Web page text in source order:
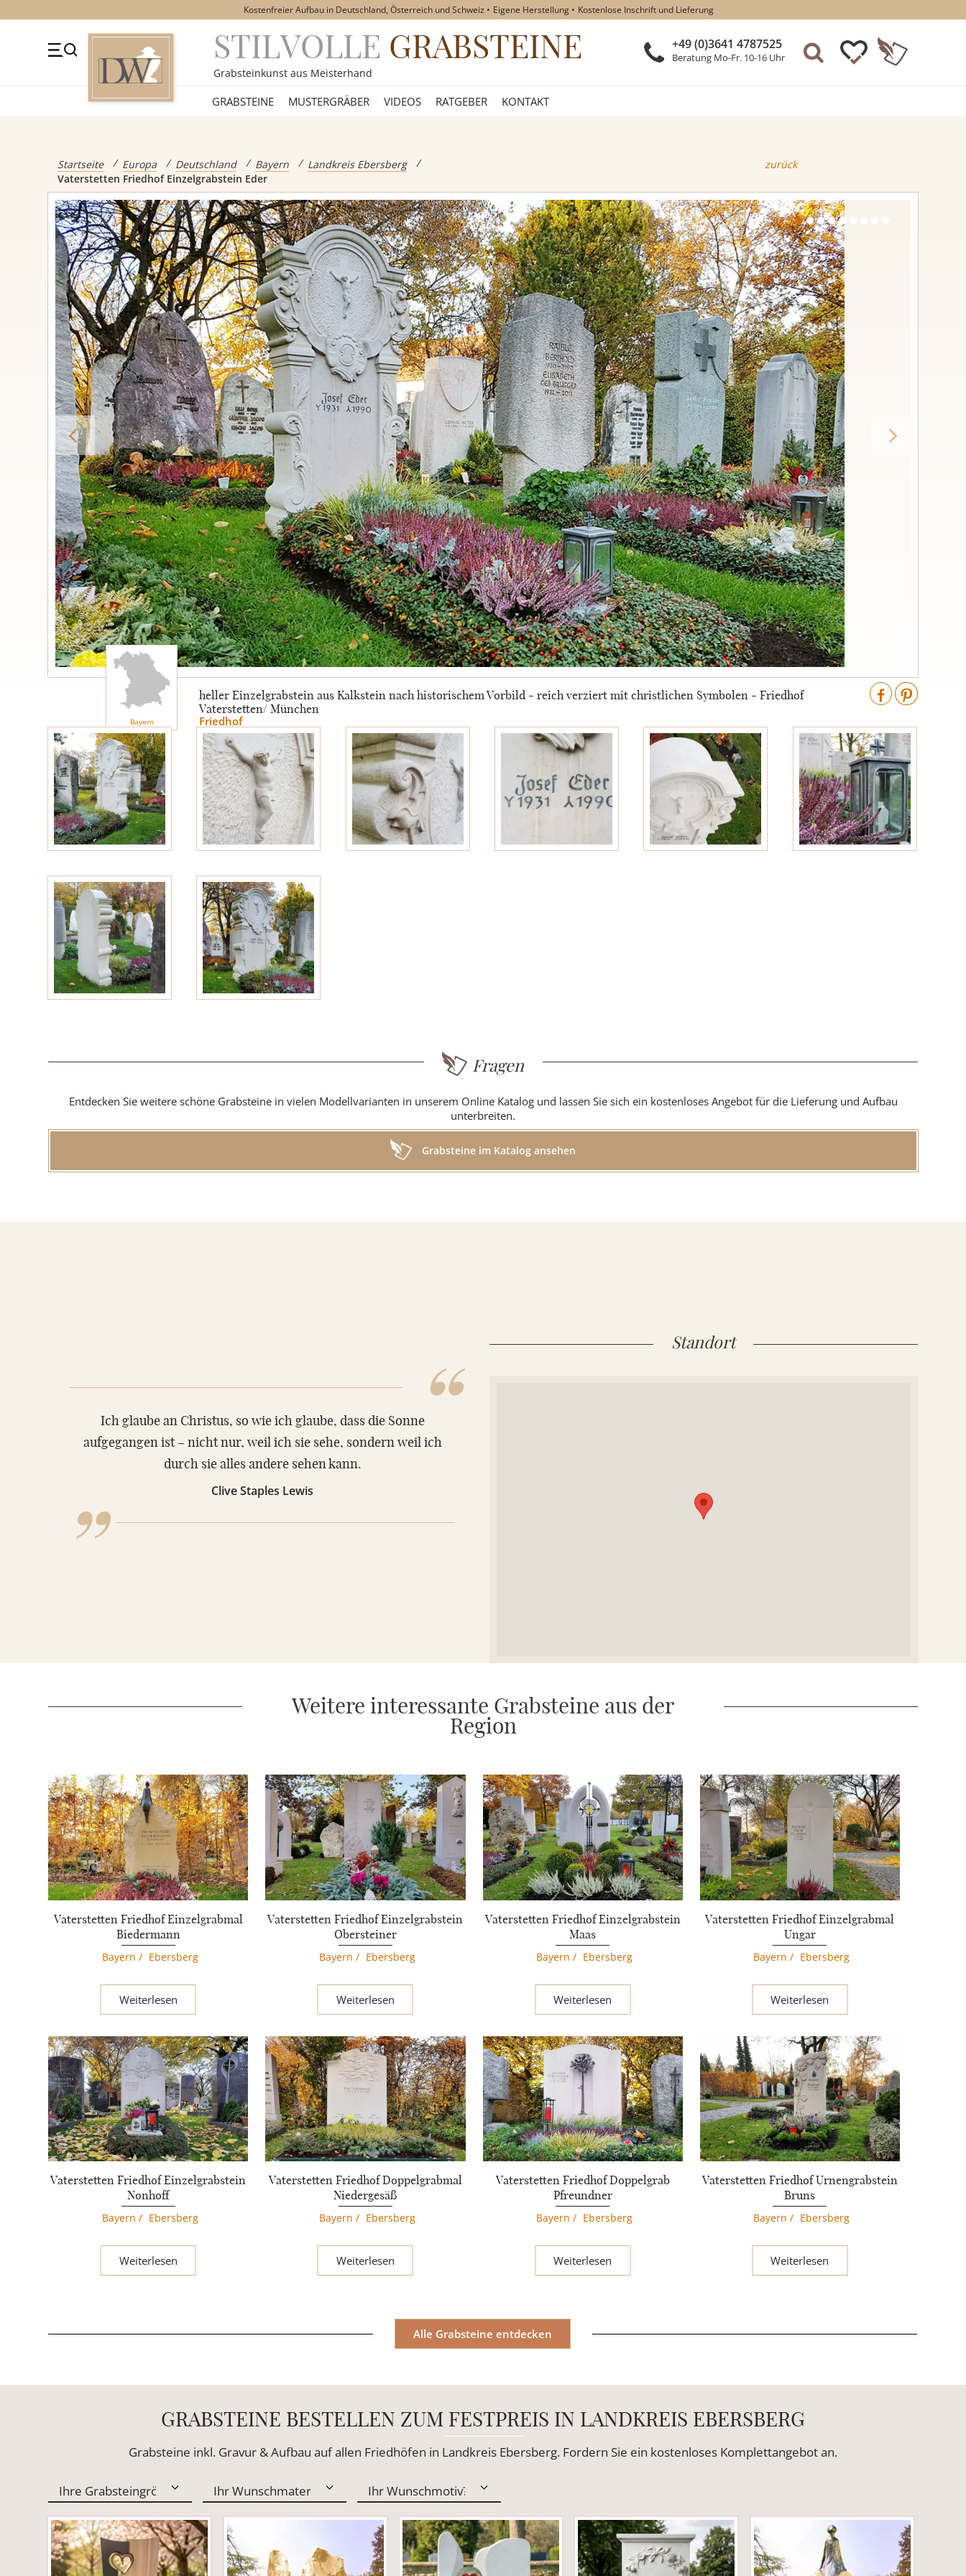
Kostenfreier Aufbau in Deutschland, Österreich und Schweiz Eigene Herstellung Kostenlose Inschrift und Lieferung
+49 (0)3641 4787525
Beratung Mo-Fr. 09-16 Uhr
Kontakt
GRABSTEINE
Einzelgrabsteine
Doppelgrabsteine
Kindergrabsteine
Urnengrabsteine
STILE
Klassisch
Romantisch
Modern
Zweiteilig
Engel
Stelen
MOTIVE
Glas
Rose
Sonne
Findling
MATERIAL
Sandstein
STILVOLLE GRABSTEINE
Grabsteinkunst aus Meisterhand
+49 (0)3641 4787525
Beratung Mo-Fr. 10-16 Uhr
GRABSTEINE MUSTERGRÄBER VIDEOS RATGEBER KONTAKT
Startseite Europa Deutschland Bayern
Landkreis Ebersberg
Vaterstetten Friedhof Einzelgrabstein Eder
zurück
Bayern
heller Einzelgrabstein aus Kalkstein nach historischem Vorbild - reich verziert mit christlichen Symbolen - Friedhof
Vaterstetten/ München
Friedhof
Fragen
Entdecken Sie weitere schöne Grabsteine in vielen Modellvarianten in unserem Online Katalog und lassen Sie sich ein kostenloses Angebot für die Lieferung und Aufbau
unterbreiten.
Grabsteine im Katalog ansehen
“
Ich glaube an Christus, so wie ich glaube, dass die Sonne
aufgegangen ist – nicht nur, weil ich sie sehe, sondern weil ich
durch sie alles andere sehen kann.
Clive Staples Lewis
„
Standort
Weitere interessante Grabsteine aus der
Region
Vaterstetten Friedhof Einzelgrabmal
Biedermann
Bayern / Ebersberg
Weiterlesen
Vaterstetten Friedhof Einzelgrabstein
Obersteiner
Bayern / Ebersberg
Weiterlesen
Vaterstetten Friedhof Einzelgrabstein
Maas
Bayern / Ebersberg
Weiterlesen
Vaterstetten Friedhof Einzelgrabmal
Ungar
Bayern / Ebersberg
Weiterlesen
Vaterstetten Friedhof Einzelgrabstein
Nonhoff
Bayern / Ebersberg
Weiterlesen
Vaterstetten Friedhof Doppelgrabmal
Niedergesäß
Bayern / Ebersberg
Weiterlesen
Vaterstetten Friedhof Doppelgrab
Pfreundner
Bayern / Ebersberg
Weiterlesen
Vaterstetten Friedhof Urnengrabstein
Bruns
Bayern / Ebersberg
Weiterlesen
Alle Grabsteine entdecken
GRABSTEINE BESTELLEN ZUM FESTPREIS IN LANDKREIS EBERSBERG
Grabsteine inkl. Gravur & Aufbau auf allen Friedhöfen in Landkreis Ebersberg. Fordern Sie ein kostenloses Komplettangebot an.